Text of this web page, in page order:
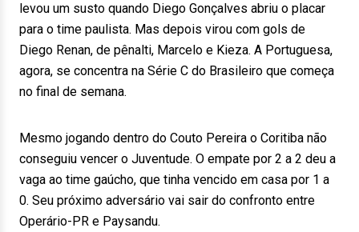
levou um susto quando Diego Gonçalves abriu o placar
para o time paulista. Mas depois virou com gols de
Diego Renan, de pênalti, Marcelo e Kieza. A Portuguesa,
agora, se concentra na Série C do Brasileiro que começa
no final de semana.
Mesmo jogando dentro do Couto Pereira o Coritiba não
conseguiu vencer o Juventude. O empate por 2 a 2 deu a
vaga ao time gaúcho, que tinha vencido em casa por 1 a
0. Seu próximo adversário vai sair do confronto entre
Operário-PR e Paysandu.